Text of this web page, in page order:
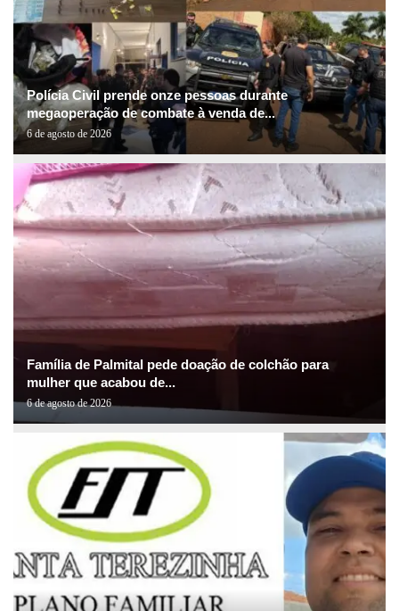
Polícia Civil prende onze pessoas durante
megaoperação de combate à venda de...
6 de agosto de 2026
Família de Palmital pede doação de colchão para
mulher que acabou de...
6 de agosto de 2026